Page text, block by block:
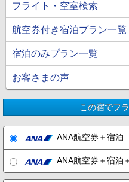
フライト・空室検索
航空券付き宿泊プラン一覧
宿泊のみプラン一覧
お客さまの声
この宿でフ
ANA航空券＋宿泊
ANA航空券＋宿泊